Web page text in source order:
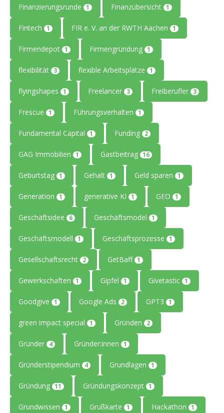
Finanzierungsrunde 1 Finanzübersicht 1
Fintech 1 FIR e. V. an der RWTH Aachen 1
Firmendepot 1 Firmengründung 1
flexibilität 3 flexible Arbeitsplätze 1
flyingshapes 1 Freelancer 3 Freiberufler 3
Frescue 1 Führungsverhalten 1
Fundamental Capital 1 Funding 2
GAG Immobilien 1 Gastbeitrag 16
Geburtstag 1 Gehalt 1 Geld sparen 1
Generation 1 generative KI 1 GEO 1
Geschäftsidee 6 Geschäftsmodel 1
Geschäftsmodell 1 Geschäftsprozesse 1
Gesellschaftsrecht 2 GetBaff 1
Gewerkschaften 1 Gipfel 1 Givetastic 1
Goodgive 1 Google Ads 2 GPT3 1
green impact special 1 Gründen 2
Gründer 4 Gründer:innen 1
Gründerstipendium 4 Grundlagen 1
Gründung 11 Gründungskonzept 1
Grundwissen 1 Grußkarte 1 Hackathon 1